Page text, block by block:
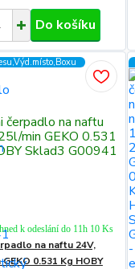
Do košíku
na naftu 24V,
0.531 Kg HOBY
k odeslání do 11h 10 Ks